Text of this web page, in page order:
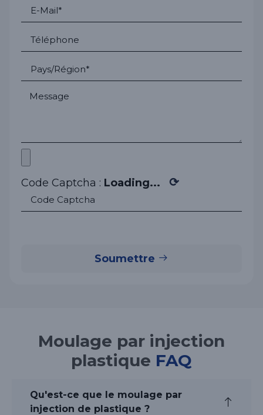
Code Captcha : Loading... ⟳
Soumettre
Moulage par injection
plastique FAQ
Qu'est-ce que le moulage par
injection de plastique ?